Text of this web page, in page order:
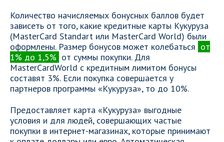
Количество начисляемых бонусных баллов будет
зависеть от того, какие кредитные карты Кукуруза
(MasterCard Standart или MasterCard World) были
оформлены. Размер бонусов может колебаться от
1% до 1,5% от суммы покупки. Для
MasterCardWorld с кредитным лимитом бонусы
составят 3%. Если покупка совершается у
партнеров программы «Кукуруза», то до 10%.
Предоставляет карта «Кукуруза» выгодные
условия и для людей, совершающих частые
покупки в интернет-магазинах, которые принимают